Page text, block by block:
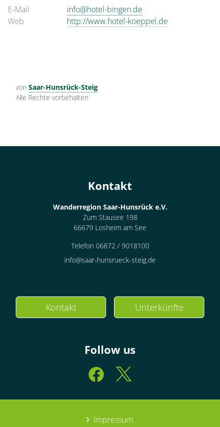
E-Mail
info@hotel-bingen.de
Web
http://www.hotel-koeppel.de
von Saar-Hunsrück-Steig
Alle Rechte vorbehalten
Kontakt
Wanderregion Saar-Hunsrück e.V.
Zum Stausee 198
66679 Losheim am See
Telefon 06872 / 9018100
info@saar-hunsrueck-steig.de
Kontakt Unterkünfte
Follow us
Impressum